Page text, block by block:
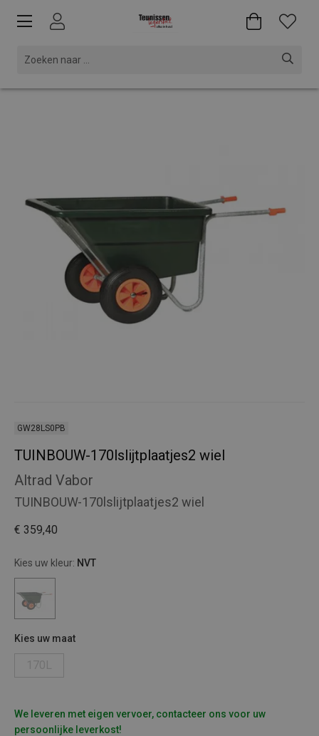
GW28LS0PB
TUINBOUW-170lslijtplaatjes2 wiel
Altrad Vabor
TUINBOUW-170lslijtplaatjes2 wiel
€ 359,40
Kies uw kleur: NVT
Kies uw maat
We leveren met eigen vervoer, contacteer ons voor uw
persoonlijke leverkost!